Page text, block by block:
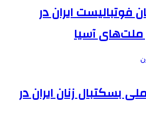
فوتبالیست ایران در
آسیا
بسکتبال زنان ایران در